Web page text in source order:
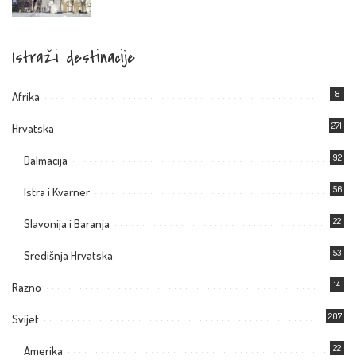
Istraži destinacije
Afrika 8
Hrvatska 271
Dalmacija 92
Istra i Kvarner 56
Slavonija i Baranja 22
Središnja Hrvatska 53
Razno 14
Svijet 207
Amerika 22